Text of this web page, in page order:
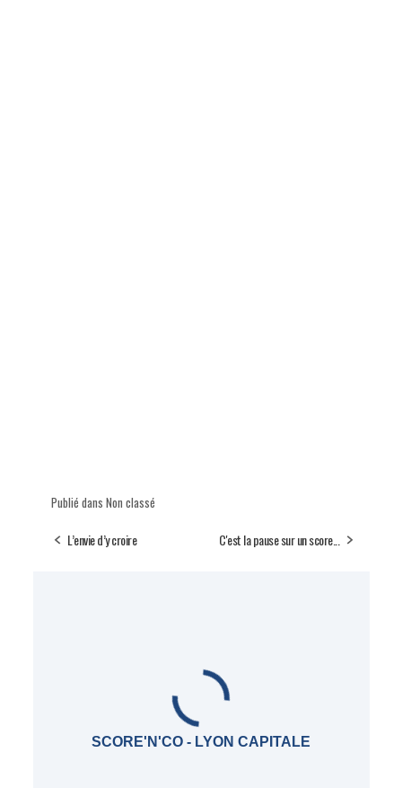
Publié dans Non classé
L’envie d’y croire C'est la pause sur un score...
SCORE'N'CO - LYON CAPITALE